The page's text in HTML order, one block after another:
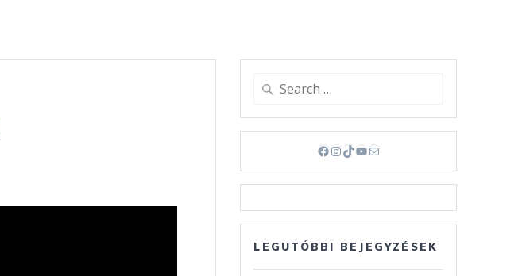
Search
Facebook
Instagram
TikTok
YouTube
Mail
LEGUTÓBBI BEJEGYZÉSEK